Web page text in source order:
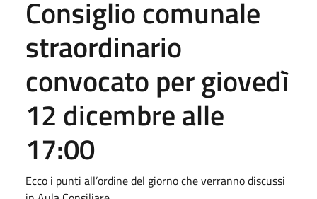
Consiglio comunale
straordinario
convocato per giovedì
12 dicembre alle
17:00
Ecco i punti all’ordine del giorno che verranno discussi